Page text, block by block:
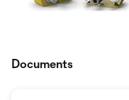
Documents